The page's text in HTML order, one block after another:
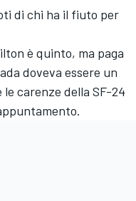
di chi ha il fiuto per
è quinto, ma paga
doveva essere un
carenze della SF-24